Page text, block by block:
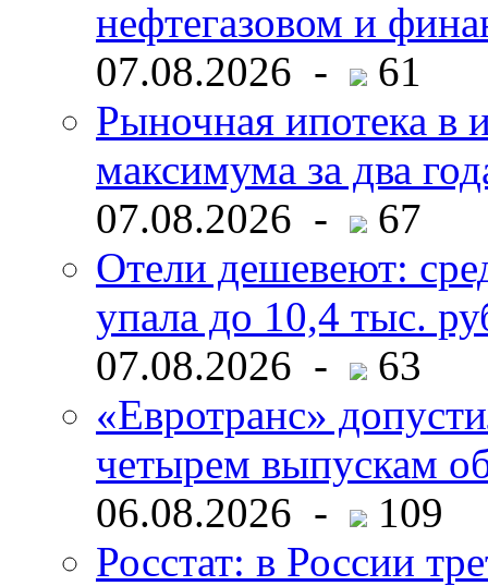
нефтегазовом и
07.08.2026 -
61
Рыночная ипотека в
максимума за два
07.08.2026 -
67
Отели дешевеют:
упала до 10,4 тыс.
07.08.2026 -
63
«Евротранс»
четырем выпускам
06.08.2026 -
109
Росстат: в России